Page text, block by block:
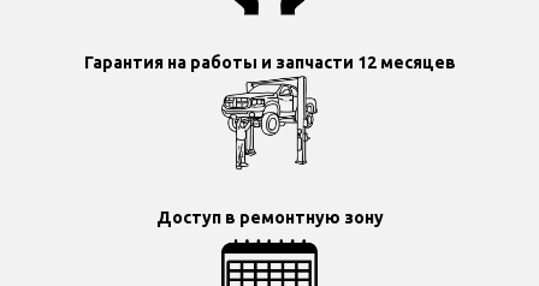
Гарантия на работы и запчасти 12 месяцев
Доступ в ремонтную зону